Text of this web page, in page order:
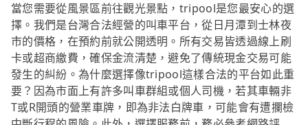
當您需要從風景區前往觀光景點，tripool是您最安心的選
擇。我們是台灣合法經營的叫車平台，從日月潭到士林夜
市的價格，在預約前就公開透明。所有交易皆透過線上刷
卡或超商繳費，確保金流清楚，避免了傳統現金交易可能
發生的糾紛。為什麼選擇像tripool這樣合法的平台如此重
要？因為市面上有許多叫車群組或個人司機，若其車輛非
T或R開頭的營業車牌，即為非法白牌車，可能會有遭攔檢